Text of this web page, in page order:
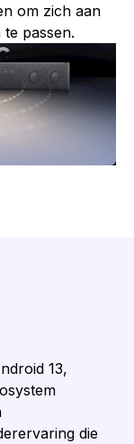
om zich aan
passen.
13,
die